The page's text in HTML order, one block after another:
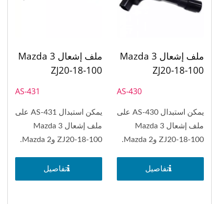
ملف إشعال Mazda 3
ZJ20-18-100
AS-430
يمكن استبدال AS-430 على
ملف إشعال Mazda 3
ZJ20-18-100 وMazda 2.
تفاصيل
ملف إشعال Mazda 3
ZJ20-18-100
AS-431
يمكن استبدال AS-431 على
ملف إشعال Mazda 3
ZJ20-18-100 وMazda 2.
تفاصيل